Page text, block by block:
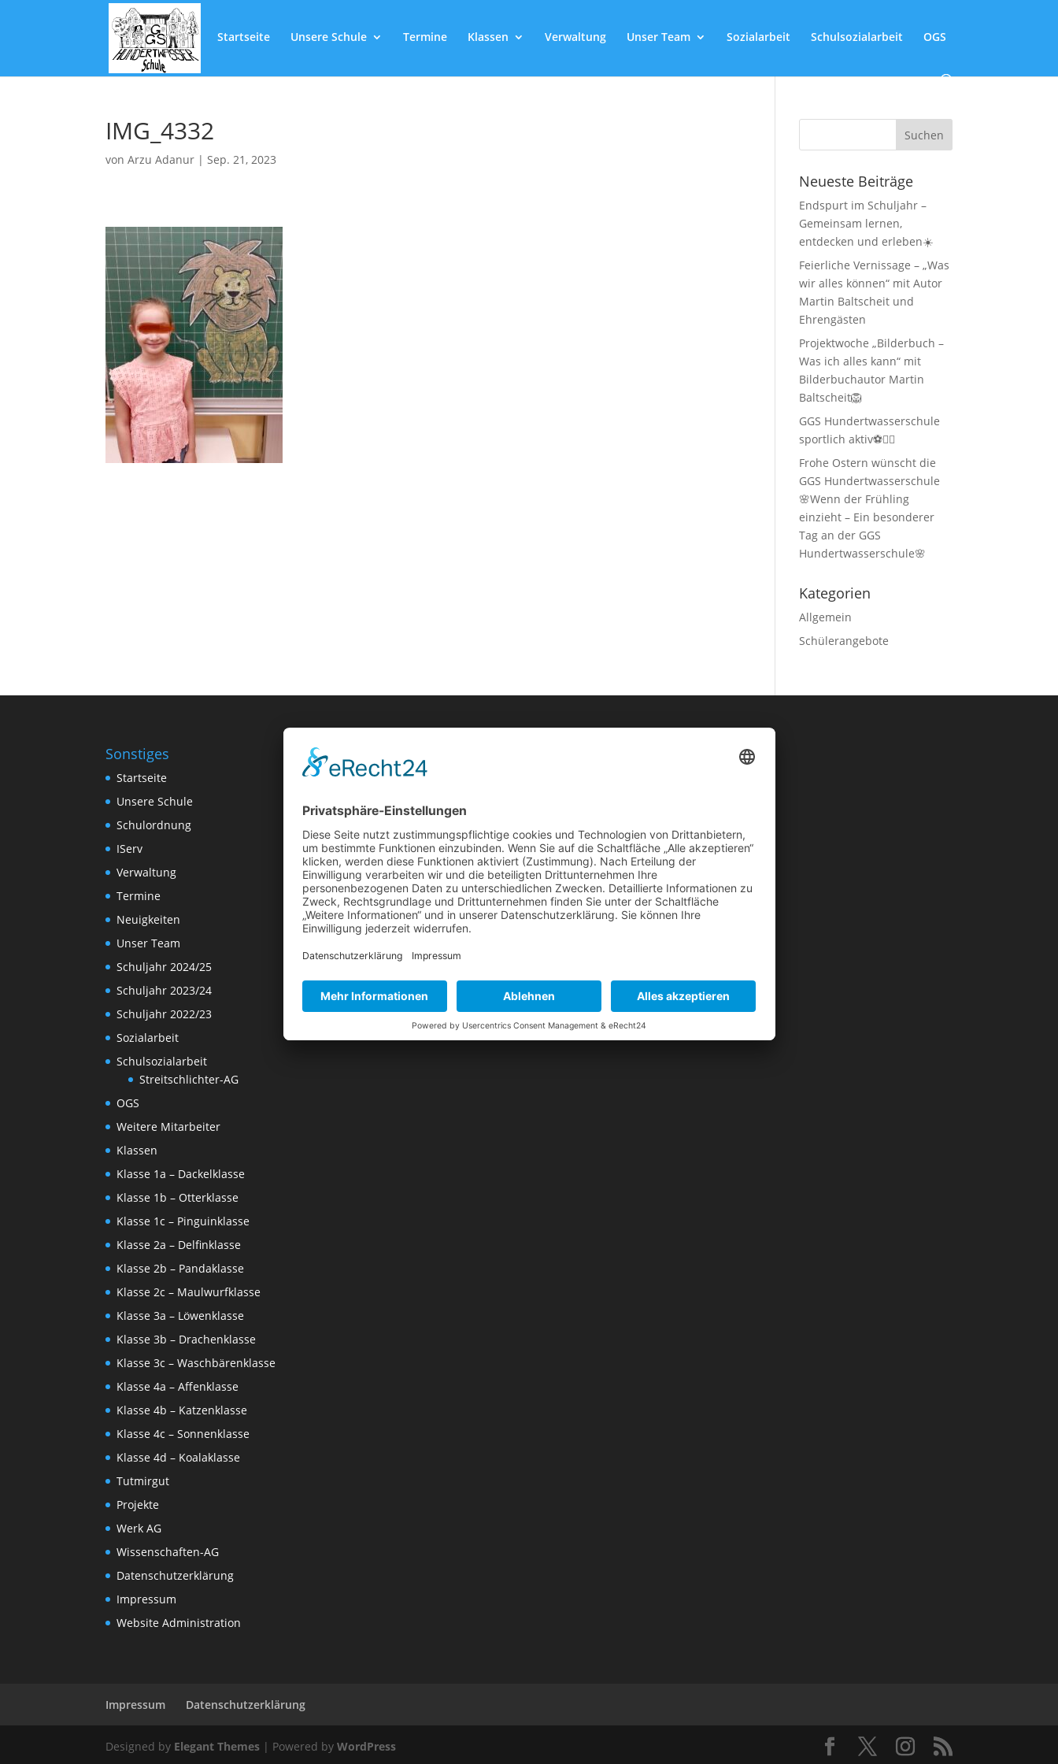
Startseite Unsere Schule Termine Klassen Verwaltung Unser Team Sozialarbeit Schulsozialarbeit OGS
IMG_4332
vonArzu Adanur |Sep. 21, 2023
Neueste Beiträge
Endspurt im Schuljahr –
Gemeinsam lernen,
entdecken und erleben☀️
Feierliche Vernissage – „Was
wir alles können“ mit Autor
Martin Baltscheit und
Ehrengästen
Projektwoche „Bilderbuch –
Was ich alles kann“ mit
Bilderbuchautor Martin
Baltscheit🦁
GGS Hundertwasserschule
sportlich aktiv⚽🏃‍♂️
Frohe Ostern wünscht die
GGS Hundertwasserschule
🌸Wenn der Frühling
einzieht – Ein besonderer
Tag an der GGS
Hundertwasserschule🌸
Kategorien
Allgemein
Schülerangebote
Sonstiges
Startseite
Unsere Schule
Schulordnung
IServ
Verwaltung
Termine
Neuigkeiten
Unser Team
Schuljahr 2024/25
Schuljahr 2023/24
Schuljahr 2022/23
Sozialarbeit
Schulsozialarbeit
Streitschlichter-AG
OGS
Weitere Mitarbeiter
Klassen
Klasse 1a – Dackelklasse
Klasse 1b – Otterklasse
Klasse 1c – Pinguinklasse
Klasse 2a – Delfinklasse
Klasse 2b – Pandaklasse
Klasse 2c – Maulwurfklasse
Klasse 3a – Löwenklasse
Klasse 3b – Drachenklasse
Klasse 3c – Waschbärenklasse
Klasse 4a – Affenklasse
Klasse 4b – Katzenklasse
Klasse 4c – Sonnenklasse
Klasse 4d – Koalaklasse
Tutmirgut
Projekte
Werk AG
Wissenschaften-AG
Datenschutzerklärung
Impressum
Website Administration
Impressum Datenschutzerklärung
Designed by Elegant Themes | Powered byWordPress